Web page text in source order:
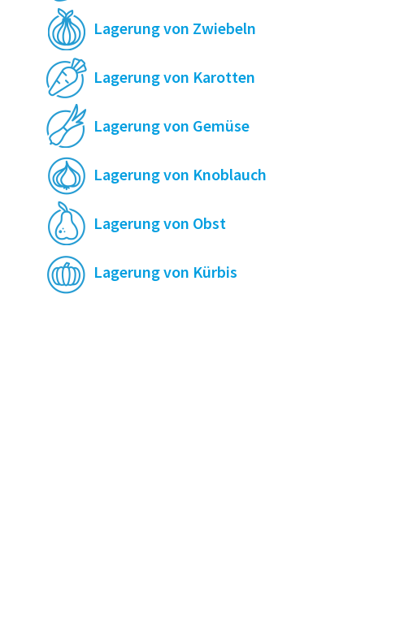
Lagerung von Zwiebeln
Lagerung von Karotten
Lagerung von Gemüse
Lagerung von Knoblauch
Lagerung von Obst
Lagerung von Kürbis